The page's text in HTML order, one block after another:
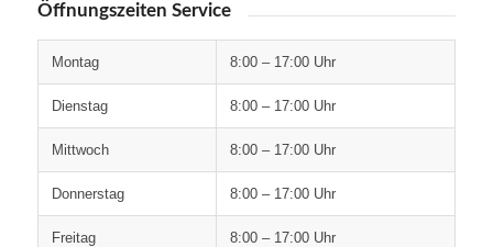
Öffnungszeiten Service
Montag 8:00 – 17:00 Uhr
Dienstag 8:00 – 17:00 Uhr
Mittwoch 8:00 – 17:00 Uhr
Donnerstag 8:00 – 17:00 Uhr
Freitag 8:00 – 17:00 Uhr